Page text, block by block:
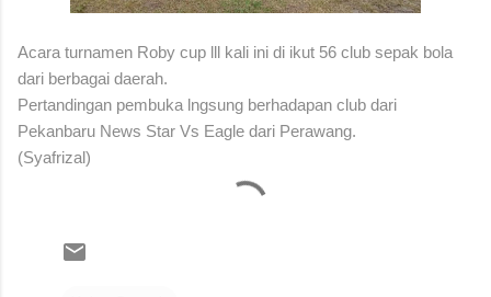
Acara turnamen Roby cup lll kali ini di ikut 56 club sepak bola
dari berbagai daerah.
Pertandingan pembuka lngsung berhadapan club dari
Pekanbaru News Star Vs Eagle dari Perawang.
(Syafrizal)